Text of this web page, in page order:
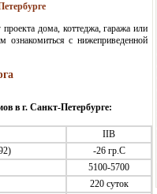
дома, коттеджа, гаража или
с нижеприведенной
в г. Санкт-Петербурге:
IIB
-26 гр.С
5100-5700
220 суток